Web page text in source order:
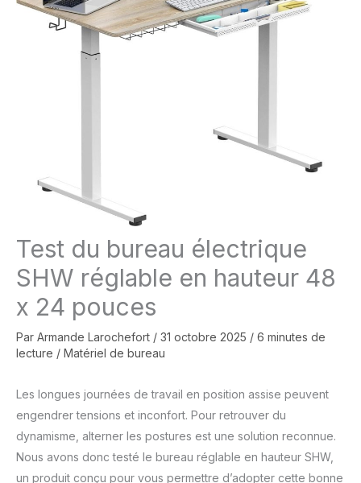
Test du bureau électrique
SHW réglable en hauteur 48
x 24 pouces
Par Armande Larochefort / 31 octobre 2025 / 6 minutes de
lecture / Matériel de bureau
Les longues journées de travail en position assise peuvent
engendrer tensions et inconfort. Pour retrouver du
dynamisme, alterner les postures est une solution reconnue.
Nous avons donc testé le bureau réglable en hauteur SHW,
un produit conçu pour vous permettre d’adopter cette bonne